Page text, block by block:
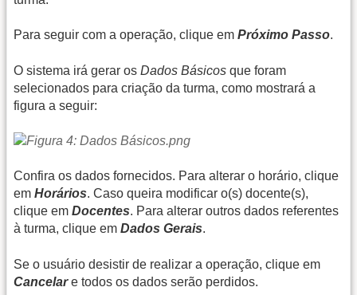
Para seguir com a operação, clique em Próximo Passo.
O sistema irá gerar os Dados Básicos que foram
selecionados para criação da turma, como mostrará a
figura a seguir:
Confira os dados fornecidos. Para alterar o horário, clique
em Horários. Caso queira modificar o(s) docente(s),
clique em Docentes. Para alterar outros dados referentes
à turma, clique em Dados Gerais.
Se o usuário desistir de realizar a operação, clique em
Cancelare todos os dados serão perdidos.